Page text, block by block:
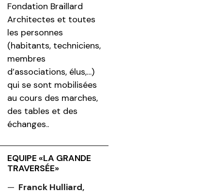
Fondation Braillard
Architectes et toutes
les personnes
(habitants, techniciens,
membres
d’associations, élus,…)
qui se sont mobilisées
au cours des marches,
des tables et des
échanges..
EQUIPE «LA GRANDE
TRAVERSÉE»
Franck Hulliard,